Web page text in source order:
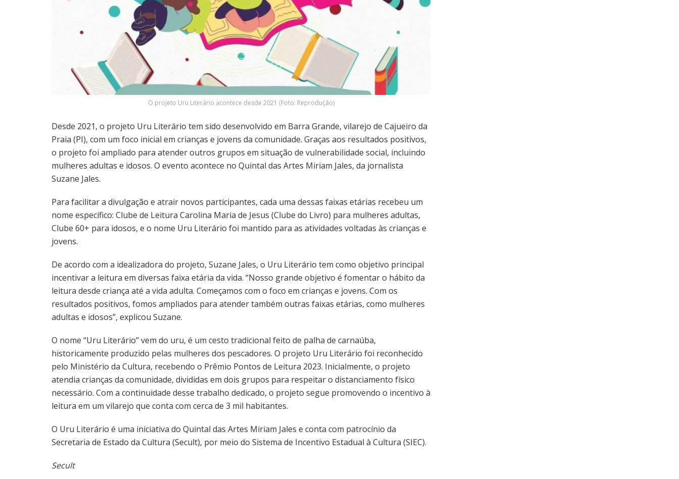
O projeto Uru Literário acontece desde 2021 (Foto: Reprodução)
Desde 2021, o projeto Uru Literário tem sido desenvolvido em Barra Grande, vilarejo de Cajueiro da
Praia (PI), com um foco inicial em crianças e jovens da comunidade. Graças aos resultados positivos,
o projeto foi ampliado para atender outros grupos em situação de vulnerabilidade social, incluindo
mulheres adultas e idosos. O evento acontece no Quintal das Artes Miriam Jales, da jornalista
Suzane Jales.
Para facilitar a divulgação e atrair novos participantes, cada uma dessas faixas etárias recebeu um
nome específico: Clube de Leitura Carolina Maria de Jesus (Clube do Livro) para mulheres adultas,
Clube 60+ para idosos, e o nome Uru Literário foi mantido para as atividades voltadas às crianças e
jovens.
De acordo com a idealizadora do projeto, Suzane Jales, o Uru Literário tem como objetivo principal
incentivar a leitura em diversas faixa etária da vida. “Nosso grande objetivo é fomentar o hábito da
leitura desde criança até a vida adulta. Começamos com o foco em crianças e jovens. Com os
resultados positivos, fomos ampliados para atender também outras faixas etárias, como mulheres
adultas e idosos”, explicou Suzane.
O nome “Uru Literário” vem do uru, é um cesto tradicional feito de palha de carnaúba,
historicamente produzido pelas mulheres dos pescadores. O projeto Uru Literário foi reconhecido
pelo Ministério da Cultura, recebendo o Prêmio Pontos de Leitura 2023. Inicialmente, o projeto
atendia crianças da comunidade, divididas em dois grupos para respeitar o distanciamento físico
necessário. Com a continuidade desse trabalho dedicado, o projeto segue promovendo o incentivo à
leitura em um vilarejo que conta com cerca de 3 mil habitantes.
O Uru Literário é uma iniciativa do Quintal das Artes Miriam Jales e conta com patrocínio da
Secretaria de Estado da Cultura (Secult), por meio do Sistema de Incentivo Estadual à Cultura (SIEC).
Secult